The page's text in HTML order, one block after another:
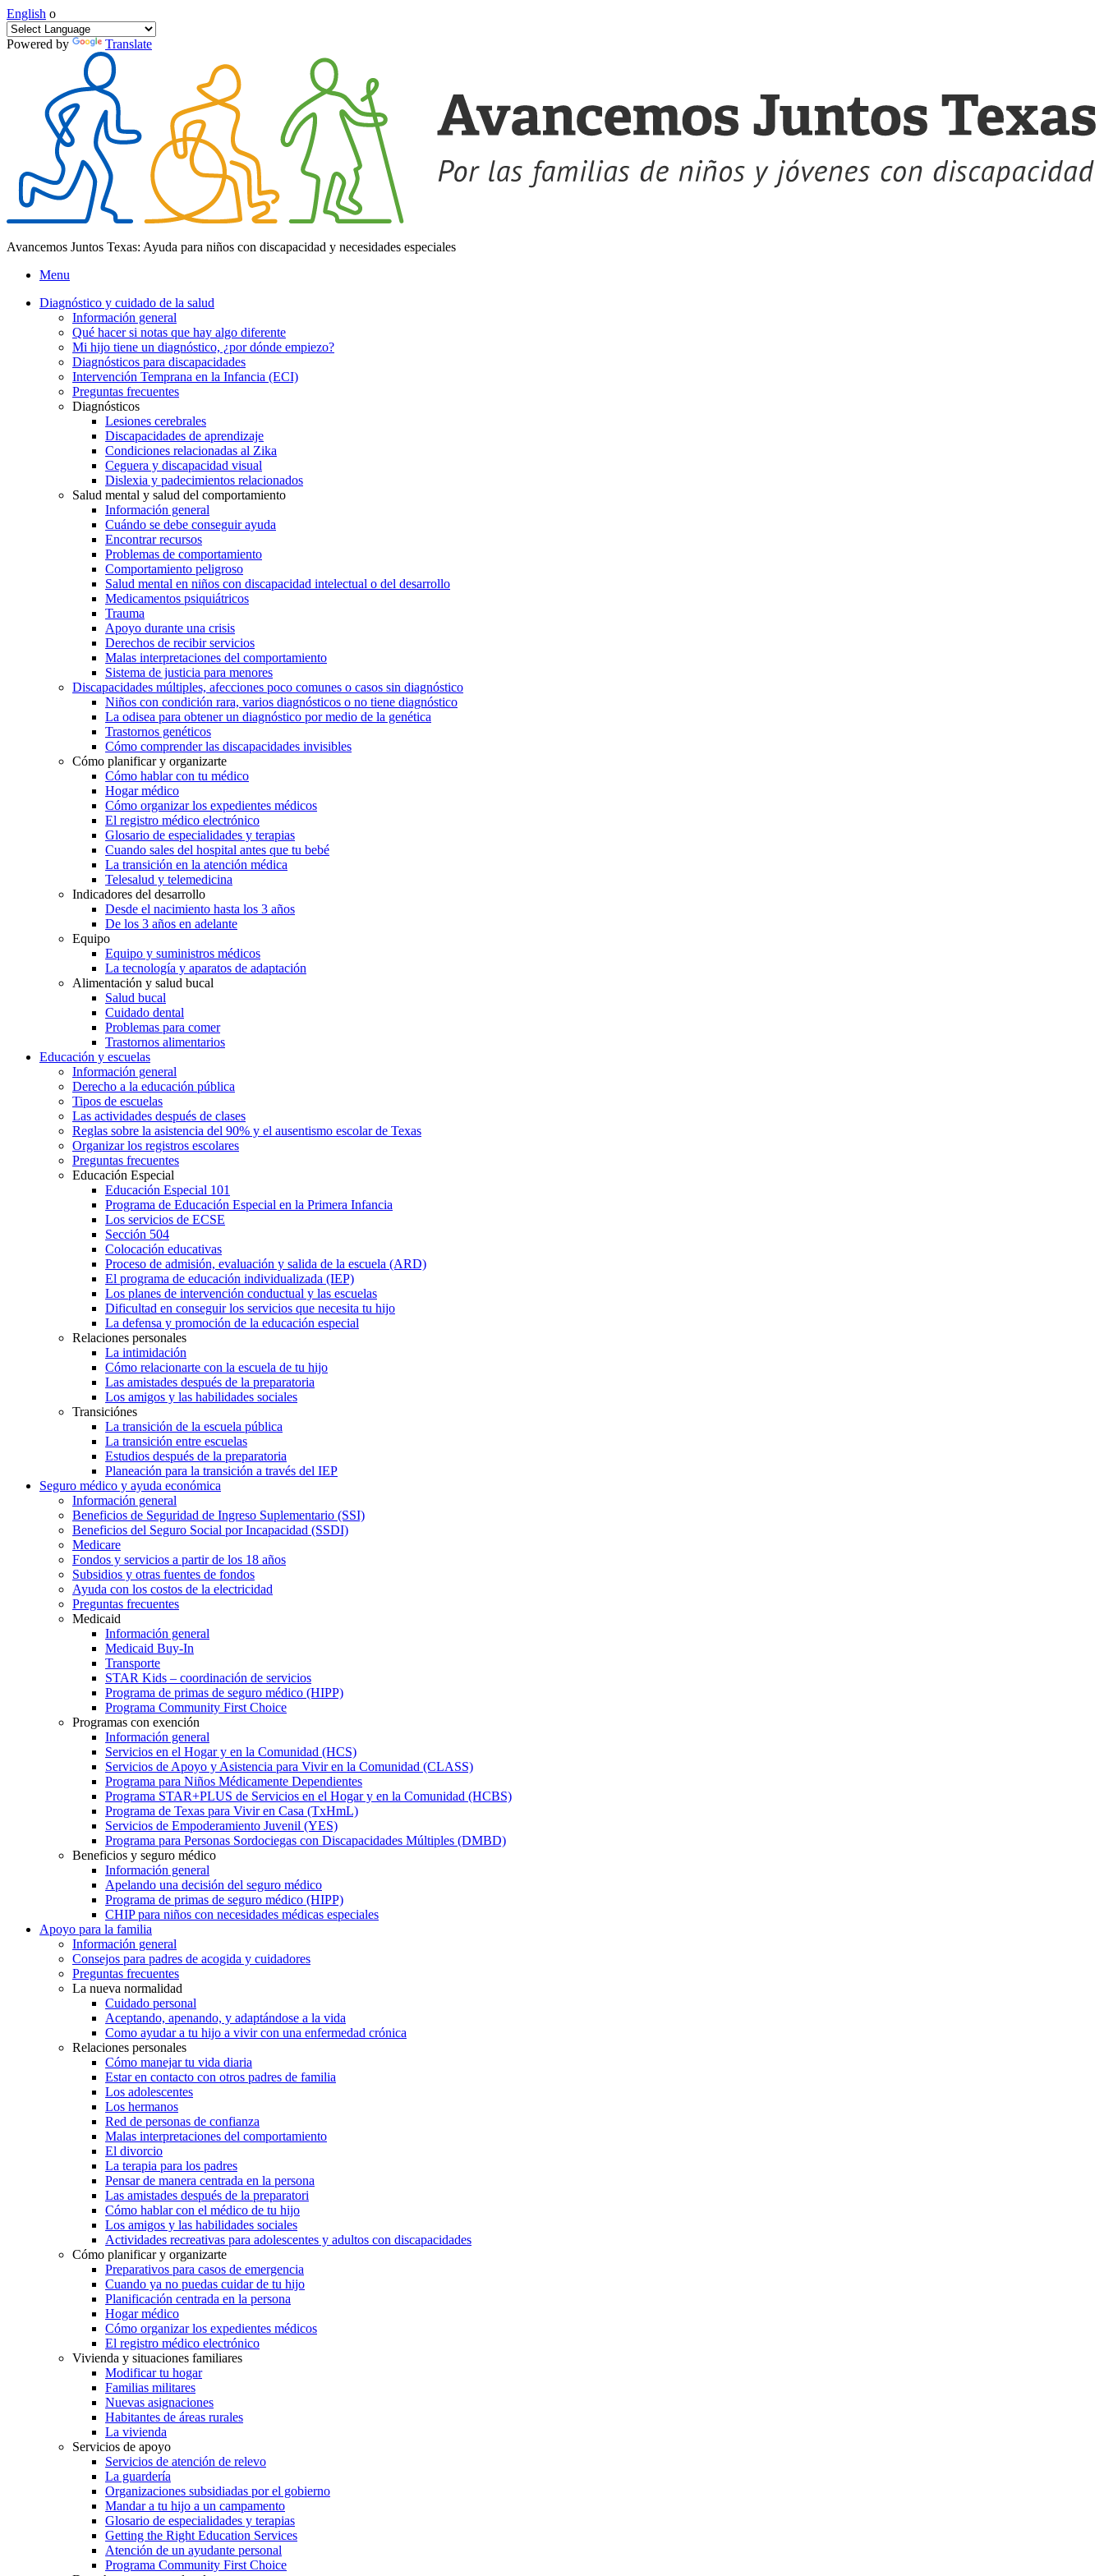
English o
Powered by Translate
Avancemos Juntos Texas: Ayuda para niños con discapacidad y necesidades especiales
Menu
Diagnóstico y cuidado de la salud
Información general
Qué hacer si notas que hay algo diferente
Mi hijo tiene un diagnóstico, ¿por dónde empiezo?
Diagnósticos para discapacidades
Intervención Temprana en la Infancia (ECI)
Preguntas frecuentes
Diagnósticos
Lesiones cerebrales
Discapacidades de aprendizaje
Condiciones relacionadas al Zika
Ceguera y discapacidad visual
Dislexia y padecimientos relacionados
Salud mental y salud del comportamiento
Información general
Cuándo se debe conseguir ayuda
Encontrar recursos
Problemas de comportamiento
Comportamiento peligroso
Salud mental en niños con discapacidad intelectual o del desarrollo
Medicamentos psiquiátricos
Trauma
Apoyo durante una crisis
Derechos de recibir servicios
Malas interpretaciones del comportamiento
Sistema de justicia para menores
Discapacidades múltiples, afecciones poco comunes o casos sin diagnóstico
Niños con condición rara, varios diagnósticos o no tiene diagnóstico
La odisea para obtener un diagnóstico por medio de la genética
Trastornos genéticos
Cómo comprender las discapacidades invisibles
Cómo planificar y organizarte
Cómo hablar con tu médico
Hogar médico
Cómo organizar los expedientes médicos
El registro médico electrónico
Glosario de especialidades y terapias
Cuando sales del hospital antes que tu bebé
La transición en la atención médica
Telesalud y telemedicina
Indicadores del desarrollo
Desde el nacimiento hasta los 3 años
De los 3 años en adelante
Equipo
Equipo y suministros médicos
La tecnología y aparatos de adaptación
Alimentación y salud bucal
Salud bucal
Cuidado dental
Problemas para comer
Trastornos alimentarios
Educación y escuelas
Información general
Derecho a la educación pública
Tipos de escuelas
Las actividades después de clases
Reglas sobre la asistencia del 90% y el ausentismo escolar de Texas
Organizar los registros escolares
Preguntas frecuentes
Educación Especial
Educación Especial 101
Programa de Educación Especial en la Primera Infancia
Los servicios de ECSE
Sección 504
Colocación educativas
Proceso de admisión, evaluación y salida de la escuela (ARD)
El programa de educación individualizada (IEP)
Los planes de intervención conductual y las escuelas
Dificultad en conseguir los servicios que necesita tu hijo
La defensa y promoción de la educación especial
Relaciones personales
La intimidación
Cómo relacionarte con la escuela de tu hijo
Las amistades después de la preparatoria
Los amigos y las habilidades sociales
Transiciónes
La transición de la escuela pública
La transición entre escuelas
Estudios después de la preparatoria
Planeación para la transición a través del IEP
Seguro médico y ayuda económica
Información general
Beneficios de Seguridad de Ingreso Suplementario (SSI)
Beneficios del Seguro Social por Incapacidad (SSDI)
Medicare
Fondos y servicios a partir de los 18 años
Subsidios y otras fuentes de fondos
Ayuda con los costos de la electricidad
Preguntas frecuentes
Medicaid
Información general
Medicaid Buy-In
Transporte
STAR Kids – coordinación de servicios
Programa de primas de seguro médico (HIPP)
Programa Community First Choice
Programas con exención
Información general
Servicios en el Hogar y en la Comunidad (HCS)
Servicios de Apoyo y Asistencia para Vivir en la Comunidad (CLASS)
Programa para Niños Médicamente Dependientes
Programa STAR+PLUS de Servicios en el Hogar y en la Comunidad (HCBS)
Programa de Texas para Vivir en Casa (TxHmL)
Servicios de Empoderamiento Juvenil (YES)
Programa para Personas Sordociegas con Discapacidades Múltiples (DMBD)
Beneficios y seguro médico
Información general
Apelando una decisión del seguro médico
Programa de primas de seguro médico (HIPP)
CHIP para niños con necesidades médicas especiales
Apoyo para la familia
Información general
Consejos para padres de acogida y cuidadores
Preguntas frecuentes
La nueva normalidad
Cuidado personal
Aceptando, apenando, y adaptándose a la vida
Como ayudar a tu hijo a vivir con una enfermedad crónica
Relaciones personales
Cómo manejar tu vida diaria
Estar en contacto con otros padres de familia
Los adolescentes
Los hermanos
Red de personas de confianza
Malas interpretaciones del comportamiento
El divorcio
La terapia para los padres
Pensar de manera centrada en la persona
Las amistades después de la preparatori
Cómo hablar con el médico de tu hijo
Los amigos y las habilidades sociales
Actividades recreativas para adolescentes y adultos con discapacidades
Cómo planificar y organizarte
Preparativos para casos de emergencia
Cuando ya no puedas cuidar de tu hijo
Planificación centrada en la persona
Hogar médico
Cómo organizar los expedientes médicos
El registro médico electrónico
Vivienda y situaciones familiares
Modificar tu hogar
Familias militares
Nuevas asignaciones
Habitantes de áreas rurales
La vivienda
Servicios de apoyo
Servicios de atención de relevo
La guardería
Organizaciones subsidiadas por el gobierno
Mandar a tu hijo a un campamento
Glosario de especialidades y terapias
Getting the Right Education Services
Atención de un ayudante personal
Programa Community First Choice